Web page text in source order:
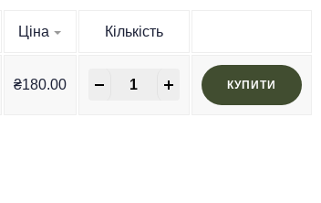
Ціна Кількість
₴180.00
- КУПИТИ